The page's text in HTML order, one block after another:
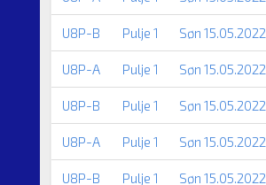
U8P-B Pulje 1 Søn 15.05.2022
U8P-A Pulje 1 Søn 15.05.2022
U8P-B Pulje 1 Søn 15.05.2022
U8P-A Pulje 1 Søn 15.05.2022
U8P-B Pulje 1 Søn 15.05.2022